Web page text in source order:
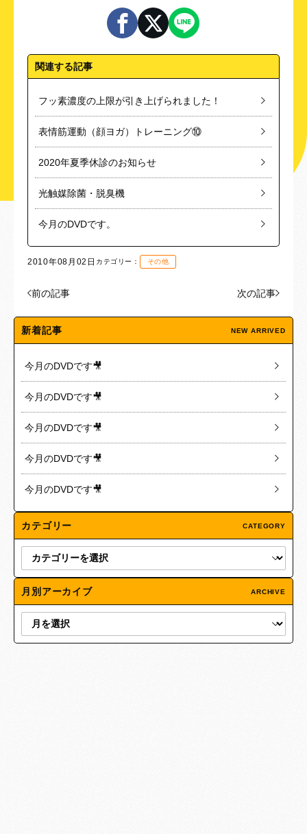
関連する記事
フッ素濃度の上限が引き上げられました！
表情筋運動（顔ヨガ）トレーニング⑩
2020年夏季休診のお知らせ
光触媒除菌・脱臭機
今月のDVDです。
2010年08月02日 カテゴリー： その他
前の記事 次の記事
新着記事 NEW ARRIVED
今月のDVDです🎥
今月のDVDです🎥
今月のDVDです🎥
今月のDVDです🎥
今月のDVDです🎥
カテゴリー CATEGORY
月別アーカイブ ARCHIVE